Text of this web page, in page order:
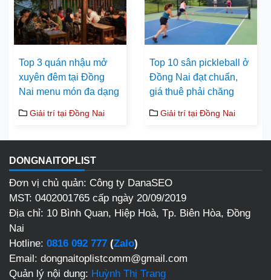
Top 3 quán nhậu mở
xuyên đêm tại Đồng
Nai menu món đa dạng
Giải trí tại Đồng Nai
Top 10 sân pickleball ở
Đồng Nai đạt chuẩn,
giá thuê phải chăng
Giải trí tại Đồng Nai
DONGNAITOPLIST
Đơn vị chủ quản: Công ty DanaSEO
MST: 0402001765 cấp ngày 20/09/2019
Địa chỉ: 10 Bình Quan, Hiệp Hoà, Tp. Biên Hòa, Đồng
Nai
Hotline: 0816 092 777 (Zalo)
Email: dongnaitoplistcomm@gmail.com
Quản lý nội dung: Huỳnh Thị Trang